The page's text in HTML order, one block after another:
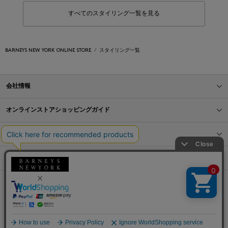
すべてのスタイリング一覧を見る
BARNEYS NEW YORK ONLINE STORE スタイリング一覧
会社情報
オンラインストアショッピングガイド
店舗情報
サービス